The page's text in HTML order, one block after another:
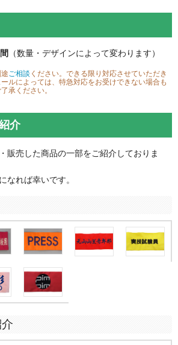
（数量・デザインによって変わります）
ご相談 ください。できる限り対応させていただき
ルによっては、特急対応をお受けできない場合も
承ください。
介
販売した商品の一部をご紹介しておりま
なれば幸いです。